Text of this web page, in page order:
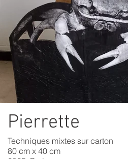
Pierrette
Techniques mixtes sur carton
80 cm x 40 cm